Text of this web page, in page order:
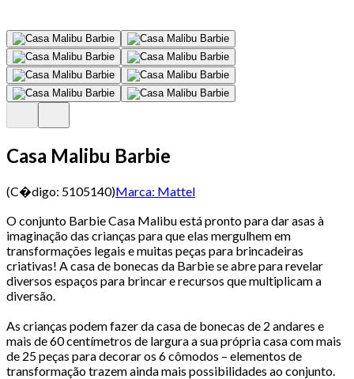
Casa Malibu Barbie
(C�digo: 5105140)Marca: Mattel
O conjunto Barbie Casa Malibu está pronto para dar asas à
imaginação das crianças para que elas mergulhem em
transformações legais e muitas peças para brincadeiras
criativas! A casa de bonecas da Barbie se abre para revelar
diversos espaços para brincar e recursos que multiplicam a
diversão.
As crianças podem fazer da casa de bonecas de 2 andares e
mais de 60 centímetros de largura a sua própria casa com mais
de 25 peças para decorar os 6 cômodos – elementos de
transformação trazem ainda mais possibilidades ao conjunto.